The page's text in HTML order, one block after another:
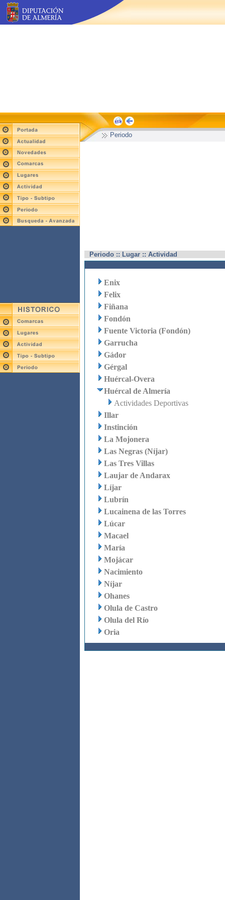
Periodo
Periodo :: Lugar :: Actividad
Enix
Felix
Fiñana
Fondón
Fuente Victoria (Fondón)
Garrucha
Gádor
Gérgal
Huércal-Overa
Huércal de Almería
Actividades Deportivas
Illar
Instinción
La Mojonera
Las Negras (Níjar)
Las Tres Villas
Laujar de Andarax
Líjar
Lubrín
Lucainena de las Torres
Lúcar
Macael
María
Mojácar
Nacimiento
Níjar
Ohanes
Olula de Castro
Olula del Río
Oria